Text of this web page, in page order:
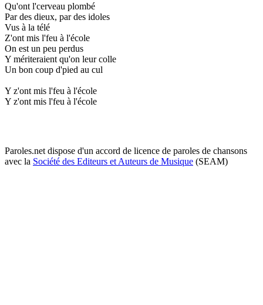
Qu'ont l'cerveau plombé
Par des dieux, par des idoles
Vus à la télé
Z'ont mis l'feu à l'école
On est un peu perdus
Y mériteraient qu'on leur colle
Un bon coup d'pied au cul
Y z'ont mis l'feu à l'école
Y z'ont mis l'feu à l'école
Paroles.net dispose d'un accord de licence de paroles de chansons
avec la Société des Editeurs et Auteurs de Musique (SEAM)